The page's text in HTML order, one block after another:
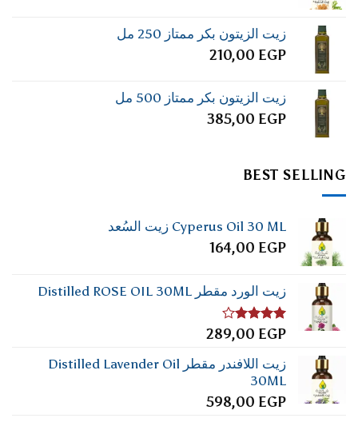
زيت الزيتون بكر ممتاز 250 مل
210,00 EGP
زيت الزيتون بكر ممتاز 500 مل
385,00 EGP
BEST SELLING
Cyperus Oil 30 ML زيت السُعد
164,00 EGP
زيت الورد مقطر Distilled ROSE OIL 30ML
تم
من
5
289,00 EGP
زيت اللافندر مقطر Distilled Lavender Oil
30ML
598,00 EGP